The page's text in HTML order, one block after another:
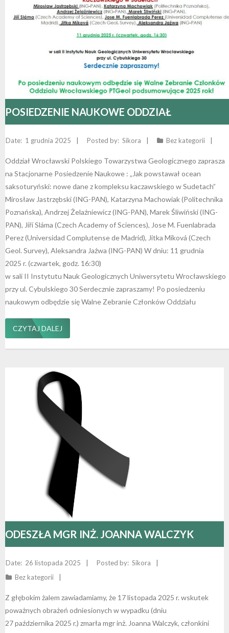
- - Regulamin Walnego Zjazdu Delegatów
- - Oddział Krakowski
- - Oddział Szczeciński
- - Oddział Świętokrzyski
- - Oddział Warszawski
- - Oddział Wrocławski
- - Sekcja Historii Nauk Geologicznych
- - Sekcja Sedymentologiczna
- - Sekcja Sozologii
- - Polish & Slovak Working Group of the Jurassic
- - I Kongres Geologiczny
- - III Kongres Geologiczny
- - IV Kongres Geologiczny
- Zjazdy Naukowe PTGeol
- - POKOS – Polska Konferencja
Sedymentologiczna
- Członkowie honorowi
- Katalog (Online Public Access Catalog)
- Przewodniki Zjazdów Naukowych PTGeol
- Materiały Kongresowe
- Inne materiały konferencyjne
- Annales Societatis Geologorum Poloniae
- Posiedzenia Naukowe PTGeol
Nagrody i stypendia
- 100-lecie PTGeol
POSIEDZENIE NAUKOWE ODDZIAŁ
WROCŁAWSKI 11.12.2025
1 grudnia 2025 Sikora Bez kategorii
Oddział Wrocławski Polskiego Towarzystwa Geologicznego zaprasza
na Stacjonarne Posiedzenie Naukowe : „Jak powstawał ocean
saksoturyński: nowe dane z kompleksu kaczawskiego w Sudetach”
Mirosław Jastrzębski (ING-PAN), Katarzyna Machowiak (Politechnika
Poznańska), Andrzej Żelaźniewicz (ING-PAN), Marek Śliwiński (ING-
PAN), Jiří Sláma (Czech Academy of Sciences), Jose M. Fuenlabrada
Perez (Universidad Complutense de Madrid), Jitka Míková (Czech
Geol. Survey), Aleksandra Jaźwa (ING-PAN) W dniu: 11 grudnia
2025 r. (czwartek, godz. 16:30)
w sali II Instytutu Nauk Geologicznych Uniwersytetu Wrocławskiego
przy ul. Cybulskiego 30 Serdecznie zapraszamy! Po posiedzeniu
naukowym odbędzie się Walne Zebranie Członków Oddziału
CZYTAJ DALEJ
ODESZŁA MGR INŻ. JOANNA WALCZYK
26 listopada 2025
Sikora
Bez kategorii
Z głębokim żalem zawiadamiamy, że 17 listopada 2025 r. wskutek
poważnych obrażeń odniesionych w wypadku (dniu
27 października 2025 r.) zmarła mgr inż. Joanna Walczyk, członkini